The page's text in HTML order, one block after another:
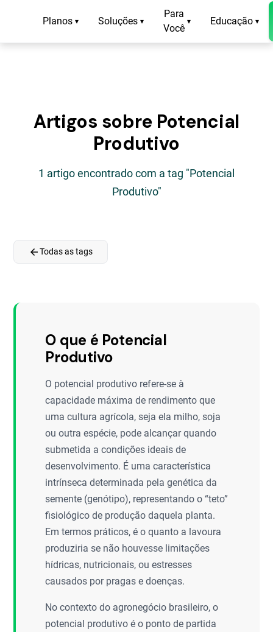
Planos ▾ Soluções ▾
Para
Você
▾ Educação ▾
Artigos sobre Potencial
Produtivo
1 artigo encontrado com a tag "Potencial
Produtivo"
arrow_backTodas as tags
O que é Potencial
Produtivo
O potencial produtivo refere-se à
capacidade máxima de rendimento que
uma cultura agrícola, seja ela milho, soja
ou outra espécie, pode alcançar quando
submetida a condições ideais de
desenvolvimento. É uma característica
intrínseca determinada pela genética da
semente (genótipo), representando o “teto”
fisiológico de produção daquela planta.
Em termos práticos, é o quanto a lavoura
produziria se não houvesse limitações
hídricas, nutricionais, ou estresses
causados por pragas e doenças.
No contexto do agronegócio brasileiro, o
potencial produtivo é o ponto de partida